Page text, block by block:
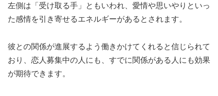
左側は「受け取る手」ともいわれ、愛情や思いやりといっ
た感情を引き寄せるエネルギーがあるとされます。
彼との関係が進展するよう働きかけてくれると信じられて
おり、恋人募集中の人にも、すでに関係がある人にも効果
が期待できます。